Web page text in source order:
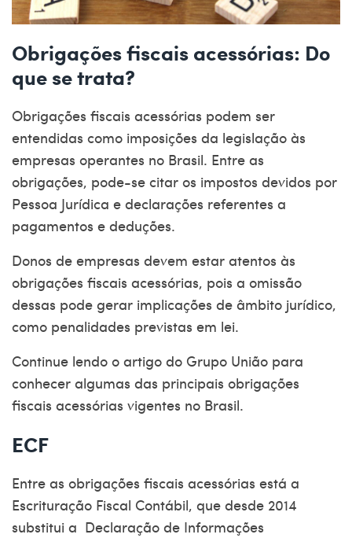
Obrigações fiscais acessórias: Do
que se trata?
Obrigações fiscais acessórias podem ser
entendidas como imposições da legislação às
empresas operantes no Brasil. Entre as
obrigações, pode-se citar os impostos devidos por
Pessoa Jurídica e declarações referentes a
pagamentos e deduções.
Donos de empresas devem estar atentos às
obrigações fiscais acessórias, pois a omissão
dessas pode gerar implicações de âmbito jurídico,
como penalidades previstas em lei.
Continue lendo o artigo do Grupo União para
conhecer algumas das principais obrigações
fiscais acessórias vigentes no Brasil.
ECF
Entre as obrigações fiscais acessórias está a
Escrituração Fiscal Contábil, que desde 2014
substitui a Declaração de Informações